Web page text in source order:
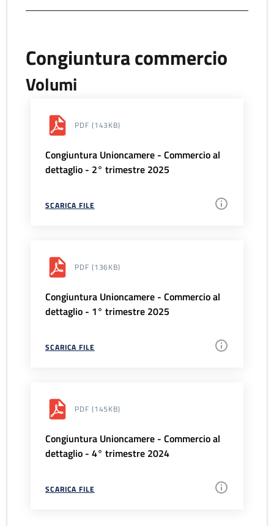
Congiuntura commercio
Volumi
PDF (143KB)
Congiuntura Unioncamere - Commercio al
dettaglio - 2° trimestre 2025
SCARICA FILE
PDF (136KB)
Congiuntura Unioncamere - Commercio al
dettaglio - 1° trimestre 2025
SCARICA FILE
PDF (145KB)
Congiuntura Unioncamere - Commercio al
dettaglio - 4° trimestre 2024
SCARICA FILE